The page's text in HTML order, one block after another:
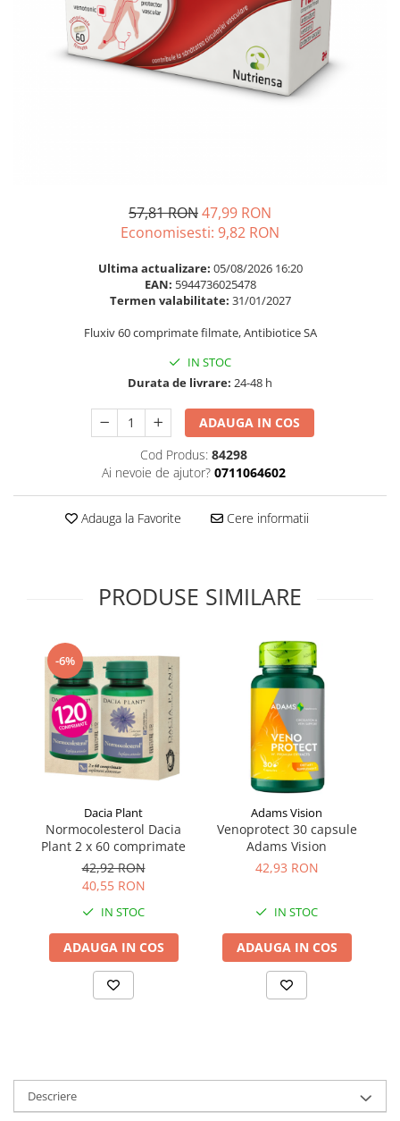
Par si unghii
Somn stres si anxietate
Supliment Complexe
Supliment Magneziu
Supliment Vitamina C
Supliment Vitamina D3
Supliment Zinc
Tincturi si Gemoderivate
Tuse gat si respiratie
Ingrijire par
Balsam masca si tratament
Produse cu SPF Pentru Fata
57,81 RON47,99 RON
Economisesti: 9,82 RON
Ultima actualizare: 05/08/2026 16:20
EAN: 5944736025478
Termen valabilitate: 31/01/2027
Fluxiv 60 comprimate filmate, Antibiotice SA
IN STOC
Durata de livrare: 24-48 h
ADAUGA IN COS
Cod Produs: 84298
Ai nevoie de ajutor? 0711064602
Adauga la Favorite Cere informatii
PRODUSE SIMILARE
-6%
Dacia Plant
Normocolesterol Dacia
Plant 2 x 60 comprimate
42,92 RON
40,55 RON
IN STOC
ADAUGA IN COS
Adams Vision
Venoprotect 30 capsule
Adams Vision
42,93 RON
IN STOC
ADAUGA IN COS
Descriere